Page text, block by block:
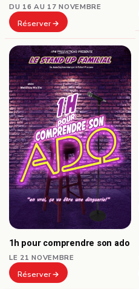
DU 16 AU 17 NOVEMBRE
Réserver
1h pour comprendre son ado
LE 21 NOVEMBRE
Réserver